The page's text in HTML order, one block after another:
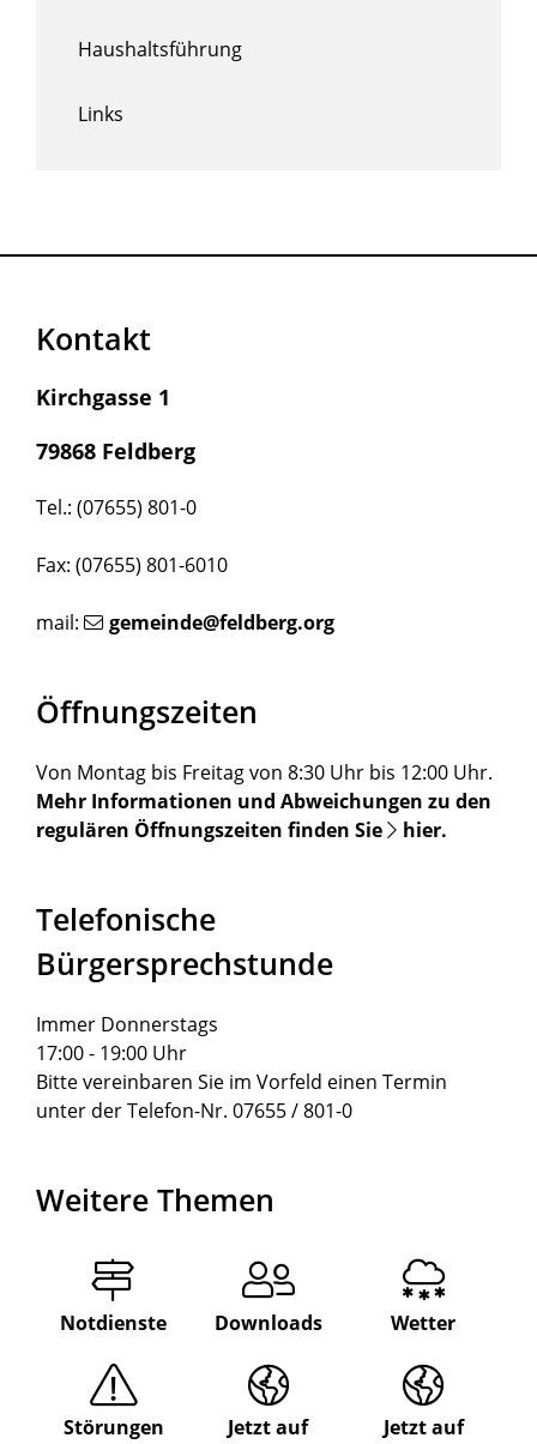
Haushaltsführung
Links
Kontakt
Kirchgasse 1
79868 Feldberg
Tel.: (07655) 801-0
Fax: (07655) 801-6010
mail: gemeinde@feldberg.org
Öffnungszeiten
Von Montag bis Freitag von 8:30 Uhr bis 12:00 Uhr.
Mehr Informationen und Abweichungen zu den
regulären Öffnungszeiten finden Sie
hier.
Telefonische
Bürgersprechstunde
Immer Donnerstags
17:00 - 19:00 Uhr
Bitte vereinbaren Sie im Vorfeld einen Termin
unter der Telefon-Nr. 07655 / 801-0
Weitere Themen
Notdienste Downloads Wetter
Störungen
Jetzt auf
Jetzt auf